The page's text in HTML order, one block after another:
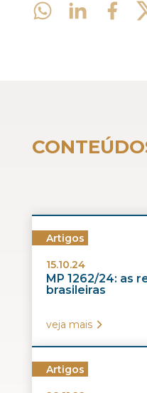
Artigos
15.10.24
MP 1262/24: as
brasileiras
veja mais
Artigos